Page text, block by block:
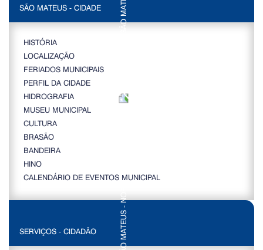
SÃO MATEUS - CIDADE
HISTÓRIA
LOCALIZAÇÃO
FERIADOS MUNICIPAIS
PERFIL DA CIDADE
HIDROGRAFIA
MUSEU MUNICIPAL
CULTURA
BRASÃO
BANDEIRA
HINO
CALENDÁRIO DE EVENTOS MUNICIPAL
SERVIÇOS - CIDADÃO